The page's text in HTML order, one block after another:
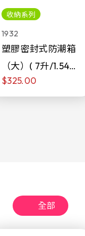
收納系列
1932
塑膠密封式防潮箱
（大）( 7升/1.54加
侖)
$325.00
全部